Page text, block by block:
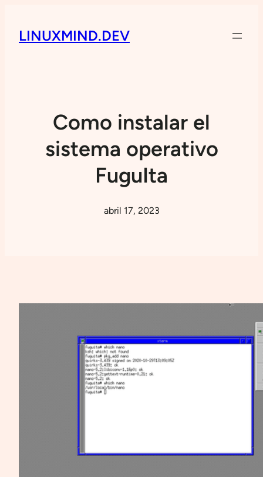
LINUXMIND.DEV
Como instalar el
sistema operativo
FuguIta
abril 17, 2023